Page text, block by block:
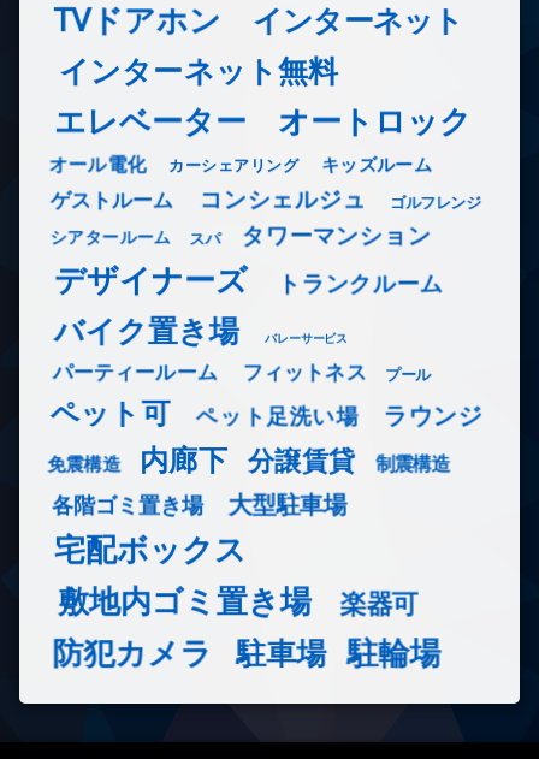
TVドアホン インターネット
インターネット無料
エレベーター オートロック
オール電化 カーシェアリング キッズルーム
ゲストルーム コンシェルジュ ゴルフレンジ
シアタールーム スパ タワーマンション
デザイナーズ トランクルーム
バイク置き場 バレーサービス
パーティールーム フィットネス プール
ペット可 ペット足洗い場 ラウンジ
免震構造 内廊下 分譲賃貸 制震構造
各階ゴミ置き場 大型駐車場
宅配ボックス
敷地内ゴミ置き場
楽器可
防犯カメラ 駐車場 駐輪場